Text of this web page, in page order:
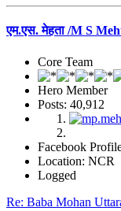
एम.एस. मेहता /M S
Core Team
Hero Member
Posts: 40,912
Facebook
Location: NCR
Logged
Re: Baba Mohan